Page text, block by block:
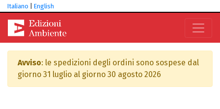
Italiano English
Avviso: le spedizioni degli ordini sono sospese dal
giorno 31 luglio al giorno 30 agosto 2026